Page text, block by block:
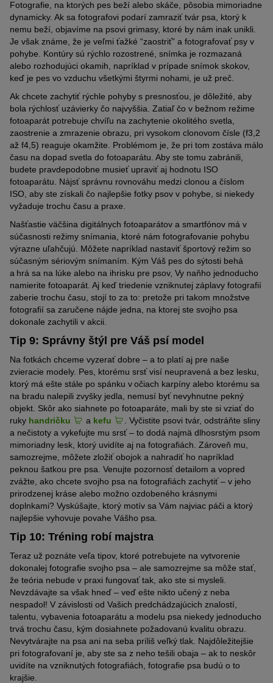
Fotografie, na ktorých pes beží alebo skáče, pôsobia mimoriadne
dynamicky. Ak sa fotografovi podarí zamraziť tvár psa, ktorý k
nemu beží, objavíme na psovi grimasy, ktoré by nám inak unikli.
Je však známe, že je veľmi ťažké “zaostriť” a fotografovať psy v
pohybe. Kontúry sú rýchlo rozostrené, snímka je rozmazaná
alebo rozhodujúci okamih, napríklad v prípade snímok skokov,
keď je pes vo vzduchu všetkými štyrmi nohami, je už preč.
Ak chcete zachytiť rýchle pohyby s presnosťou, je dôležité, aby
bola rýchlosť uzávierky čo najvyššia. Zatiaľ čo v bežnom režime
fotoaparát potrebuje chvíľu na zachytenie okolitého svetla,
zaostrenie a zmrazenie obrazu, pri vysokom clonovom čísle (f3,2
až f4,5) reaguje okamžite. Problémom je, že pri tom zostáva málo
času na dopad svetla do fotoaparátu. Aby ste tomu zabránili,
budete pravdepodobne musieť upraviť aj hodnotu ISO
fotoaparátu. Nájsť správnu rovnováhu medzi clonou a číslom
ISO, aby ste získali čo najlepšie fotky psov v pohybe, si niekedy
vyžaduje trochu času a praxe.
Našťastie väčšina digitálnych fotoaparátov a smartfónov má v
súčasnosti režimy snímania, ktoré nám fotografovanie pohybu
výrazne uľahčujú. Môžete napríklad nastaviť športový režim so
súčasným sériovým snímaním. Kým Váš pes do sýtosti behá
a hrá sa na lúke alebo na ihrisku pre psov, Vy naňho jednoducho
namierite fotoaparát. Aj keď triedenie vzniknutej záplavy fotografií
zaberie trochu času, stojí to za to: pretože pri takom množstve
fotografií sa zaručene nájde jedna, na ktorej ste svojho psa
dokonale zachytili v akcii
Tip 9: Správny štýl pre Váš psí model
Na fotkách chceme vyzerať dobre – a to platí aj pre naše
zvieracie modely. Pes, ktorému srsť visí neupravená a bez lesku,
ktorý má ešte stále po spánku v očiach karpíny alebo ktorému sa
na bradu nalepili zvyšky jedla, nemusí byť nevyhnutne pekný
objekt. Skôr ako siahnete po fotoaparáte, mali by ste si vziať do
ruky handričku a kefu
Vyčistite psovi tvár, odstráňte sliny
a nečistoty a vykefujte mu srsť – to dodá najmä dlhosrstým psom
mimoriadny lesk, ktorý uvidíte aj na fotografiách. Zároveň mu,
samozrejme, môžete zložiť obojok a nahradiť ho napríklad
peknou šatkou pre psa. Venujte pozornosť detailom a vopred
zvážte, ako chcete svojho psa na fotografiách zachytiť – v jeho
prirodzenej kráse alebo možno ozdobeného krásnymi
doplnkami? Vyskúšajte, ktorý motív sa Vám najviac páči a ktorý
najlepšie vyhovuje povahe Vášho psa.
Tip 10: Tréning robí majstra
Teraz už poznáte veľa tipov, ktoré potrebujete na vytvorenie
dokonalej fotografie svojho psa – ale samozrejme sa môže stať,
že teória nebude v praxi fungovať tak, ako ste si mysleli.
Nevzdávajte sa však hneď – veď ešte nikto učený z neba
nespadol! V závislosti od Vašich predchádzajúcich znalostí,
talentu, vybavenia fotoaparátu a modelu psa niekedy jednoducho
trvá trochu času, kým dosiahnete požadovanú kvalitu obrazu.
Nevytvárajte na psa ani na seba príliš veľký tlak. Najdôležitejšie
pri fotografovaní je, aby ste sa z neho tešili obaja – ak to neskôr
uvidíte na vzniknutých fotografiách, fotografie psa budú o to
krajšie.